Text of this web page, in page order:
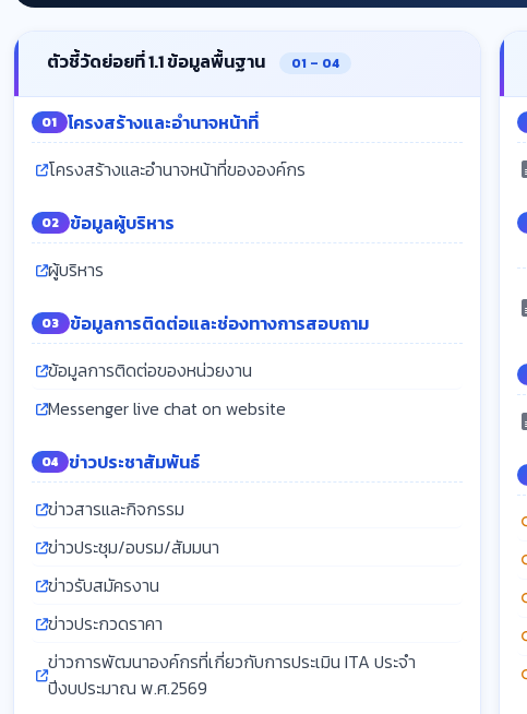
ตัวชี้วัดย่อยที่ 1.1 ข้อมูลพื้นฐาน O1 – O4
O1
โครงสร้างและอำนาจหน้าที่
โครงสร้างและอำนาจหน้าที่ขององค์กร
O2
ข้อมูลผู้บริหาร
ผู้บริหาร
O3
ข้อมูลการติดต่อและช่องทางการสอบถาม
ข้อมูลการติดต่อของหน่วยงาน
Messenger live chat on website
O4 ข่าวประชาสัมพันธ์
ข่าวสารและกิจกรรม
ข่าวประชุม/อบรม/สัมมนา
ข่าวรับสมัครงาน
ข่าวประกวดราคา
ข่าวการพัฒนาองค์กรที่เกี่ยวกับการประเมิน ITA ประจำ
ปีงบประมาณ พ.ศ.2569